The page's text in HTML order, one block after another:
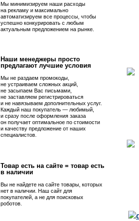
Мы минимизируем наши расходы
на рекламу и максимально
автоматизируем все процессы, чтобы
успешно конкурировать с любым
актуальным предложением на рынке.
Наши менеджеры просто
предлагают лучшие условия
Мы не раздаем промокоды,
не устраиваем сложных акций,
не засыпаем Вас письмами,
не заставляем регистрироваться
и не навязываем дополнительных услуг.
Каждый наш покупатель — любимый,
и сразу после оформления заказа
он получает оптимальное по стоимости
и качеству предложение от наших
специалистов.
Товар есть на сайте = товар есть
в наличии
Вы не найдете на сайте товары, которых
нет в наличии. Наш сайт для
покупателей, а не для поисковых
роботов.